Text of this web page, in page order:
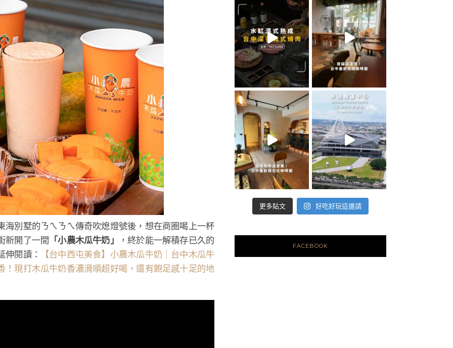
別墅的ㄋㄟㄋㄟ傳奇吹熄燈號後，想在商圈喝上一杯
新開了一間
「小農木瓜牛奶」
，終於能一解積存已久的
伸閱讀：
【台中西屯美食】小農木瓜牛奶｜台中木瓜牛
現打木瓜牛奶香濃滑順超好喝，還有飽足感十足的地
更多貼文 好吃好玩這邊請
FACEBOOK